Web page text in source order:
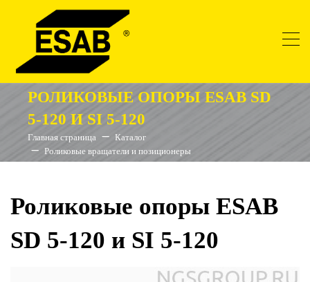
РОЛИКОВЫЕ ОПОРЫ ESAB SD
5-120 И SI 5-120
Главная страница
Каталог
Роликовые вращатели и позиционеры
Роликовые опоры ESAB
SD 5-120 и SI 5-120